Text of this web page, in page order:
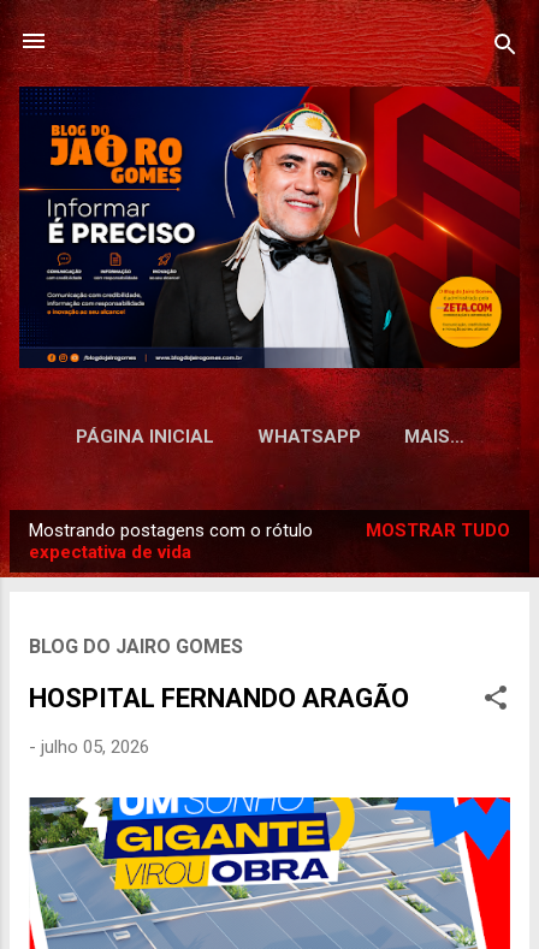
Pular para o conteúdo principal
PÁGINA INICIAL WHATSAPP MAIS…
o
Mostrando postagens com o rótulo
expectativa de vida
MOSTRAR TUDO
BLOG DO JAIRO GOMES
HOSPITAL FERNANDO ARAGÃO
- julho 05, 2026